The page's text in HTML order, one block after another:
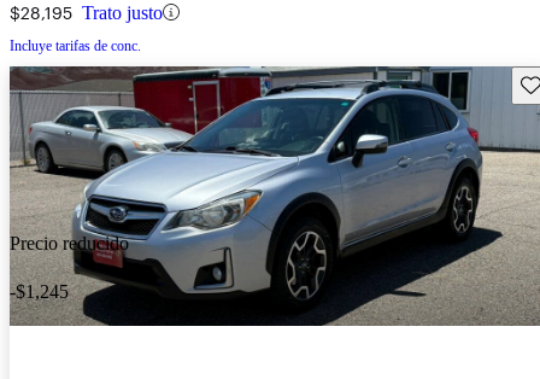
$28,195 Trato justo
Incluye tarifas de conc.
Precio reducido
-$1,245